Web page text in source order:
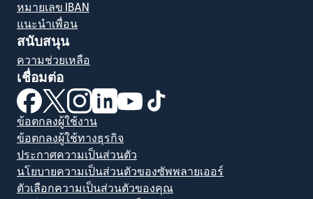
หมายเลข IBAN
แนะนำเพื่อน
สนับสนุน
ความช่วยเหลือ
เชื่อมต่อ
(เปิดในหน้าต่างใหม่)
(เปิดในหน้าต่างใหม่)
(เปิดในหน้าต่างใหม่)
(เปิดในหน้าต่างใหม่)
(เปิดในหน้าต่างใหม่)
ข้อตกลงผู้ใช้งาน
ข้อตกลงผู้ใช้ทางธุรกิจ
ประกาศความเป็นส่วนตัว
นโยบายความเป็นส่วนตัวของซัพพลายเออร์
ตัวเลือกความเป็นส่วนตัวของคุณ